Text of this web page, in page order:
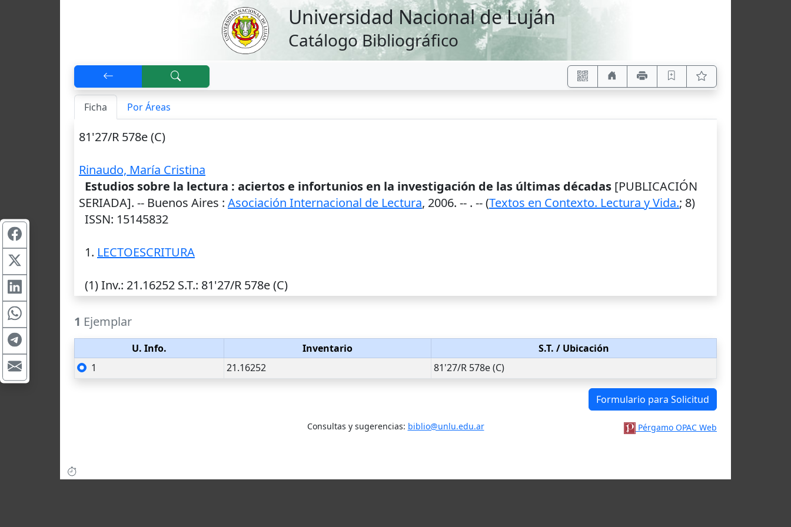
Universidad Nacional de Luján
Catálogo Bibliográfico
Ficha Por Áreas
81'27/R 578e (C)
Rinaudo, María Cristina
Estudios sobre la lectura : aciertos e infortunios en la investigación de las últimas décadas [PUBLICACIÓN
SERIADA]. -- Buenos Aires : Asociación Internacional de Lectura, 2006. -- . -- (Textos en Contexto. Lectura y Vida.; 8)
ISSN: 15145832
1. LECTOESCRITURA
(1)Inv.: 21.16252 S.T.: 81'27/R 578e (C)
1 Ejemplar
U. Info. Inventario S.T. / Ubicación
1
21.16252 81'27/R 578e (C)
Formulario para Solicitud
Consultas y sugerencias: biblio@unlu.edu.ar Pérgamo OPAC Web